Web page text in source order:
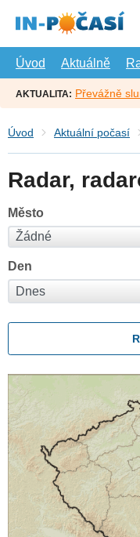
hlavní
Úvod
Aktuálně
AKTUALITA: Převážně
Úvod Aktuální počasí
Radar,
Město
Den